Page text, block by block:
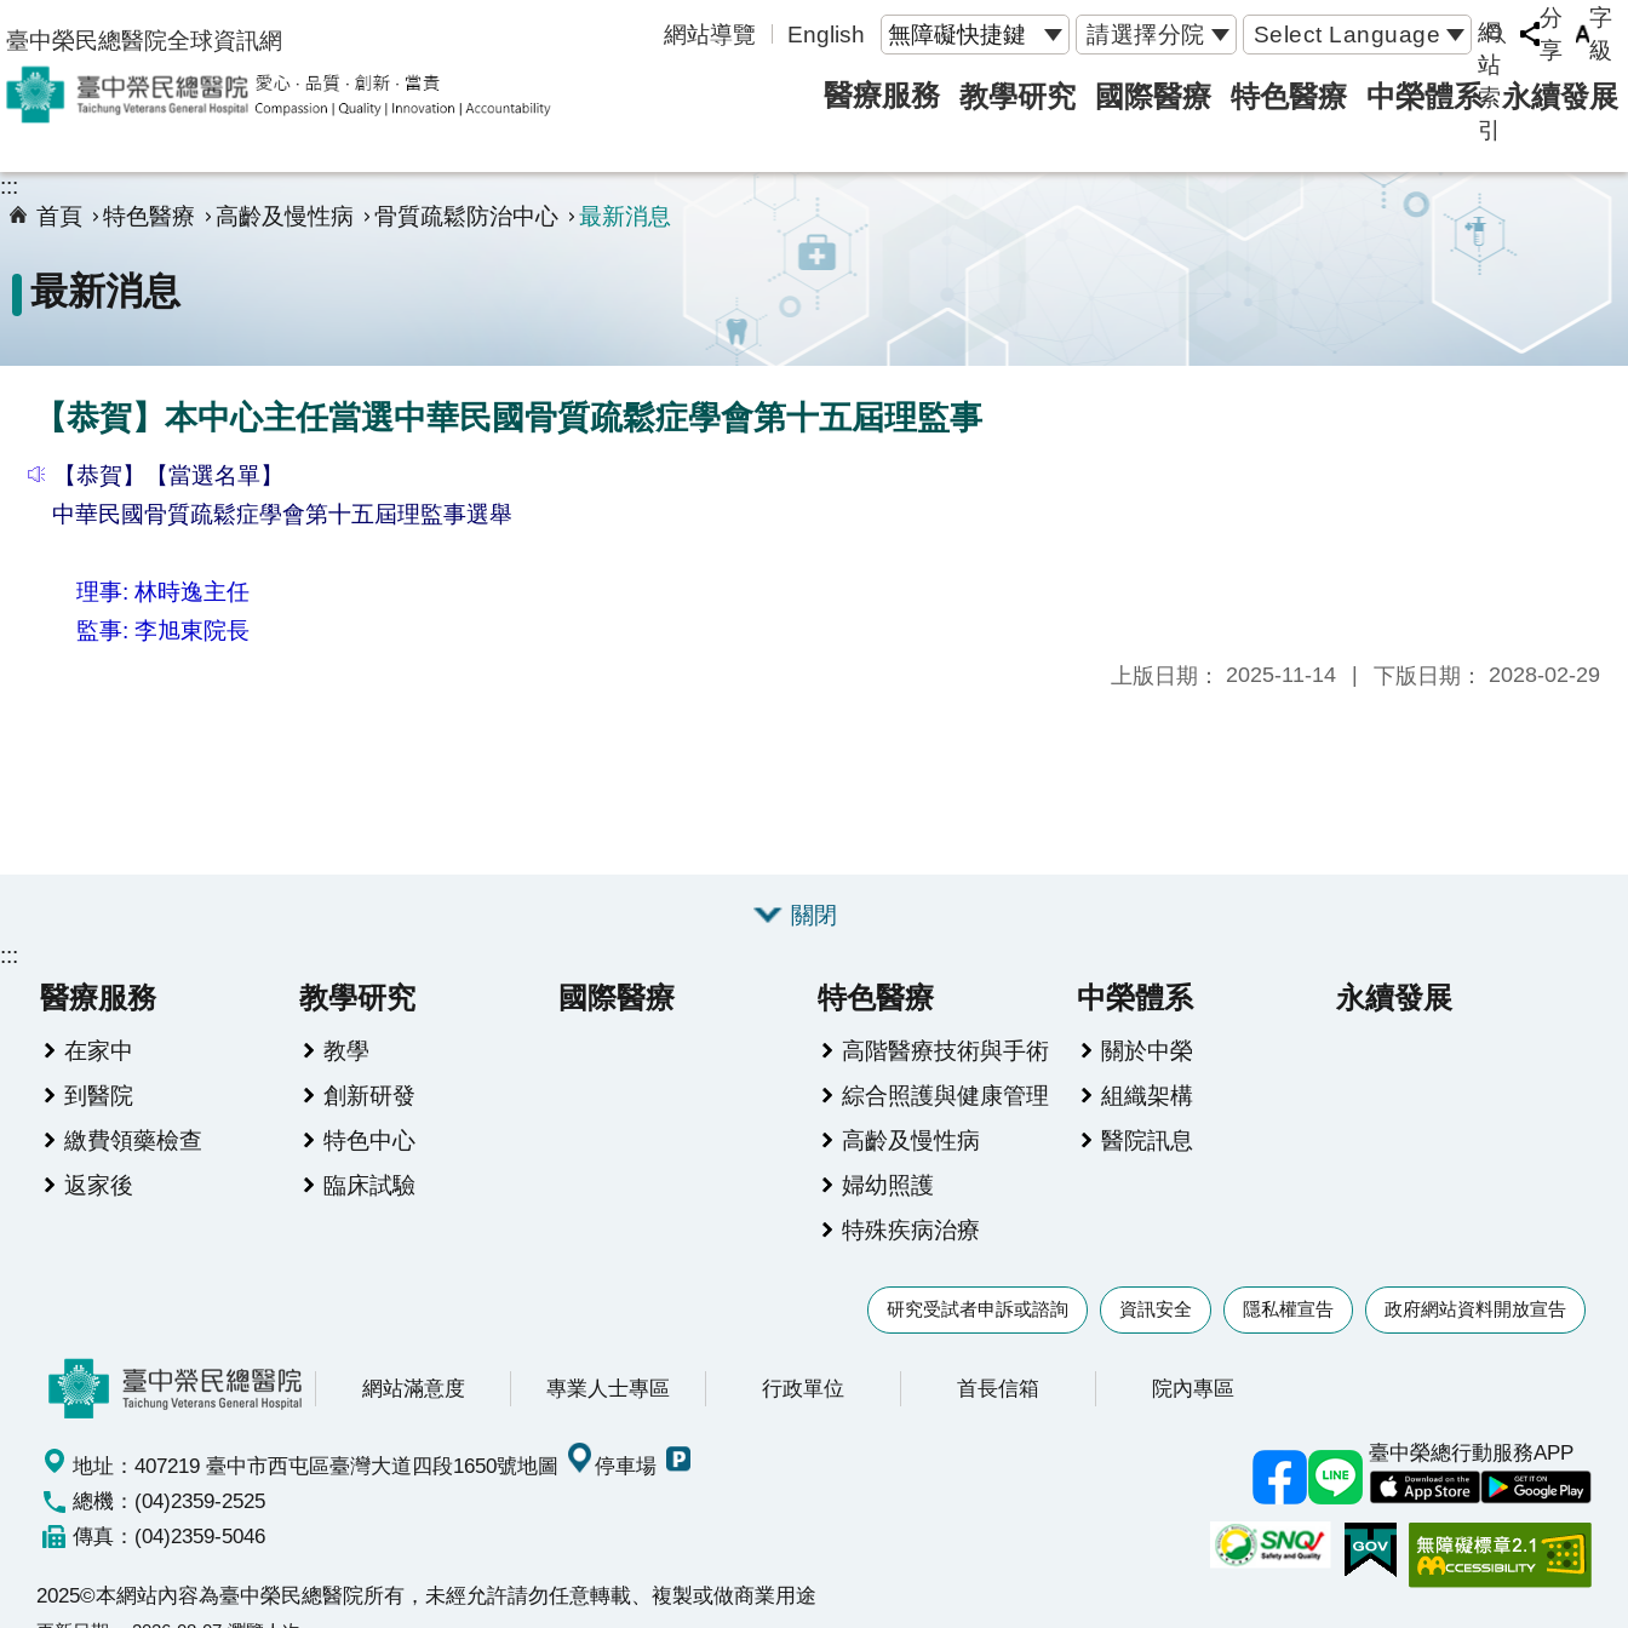
跳到主要內容區塊
臺中榮民總醫院全球資訊網 網站導覽 English 無障礙快捷鍵 請選擇分院 Select Language
網
站
索
引
分
享
字
級
醫療服務 教學研究 國際醫療 特色醫療 中榮體系 永續發展
:::
首頁
特色醫療 高齡及慢性病 骨質疏鬆防治中心 最新消息
最新消息
【恭賀】本中心主任當選中華民國骨質疏鬆症學會第十五屆理監事
【恭賀】【當選名單】
中華民國骨質疏鬆症學會第十五屆理監事選舉
理事: 林時逸主任
監事: 李旭東院長
上版日期： 2025-11-14 下版日期： 2028-02-29
關閉
:::
醫療服務
在家中
到醫院
繳費領藥檢查
返家後
教學研究
教學
創新研發
特色中心
臨床試驗
國際醫療 特色醫療
高階醫療技術與手術
綜合照護與健康管理
高齡及慢性病
婦幼照護
特殊疾病治療
中榮體系
關於中榮
組織架構
醫院訊息
永續發展
研究受試者申訴或諮詢 資訊安全 隱私權宣告 政府網站資料開放宣告
網站滿意度 專業人士專區 行政單位 首長信箱 院內專區
臺中榮總行動服務APP
地址：407219 臺中市西屯區臺灣大道四段1650號地圖
停車場
總機：(04)2359-2525
傳真：(04)2359-5046
2025©本網站內容為臺中榮民總醫院所有，未經允許請勿任意轉載、複製或做商業用途